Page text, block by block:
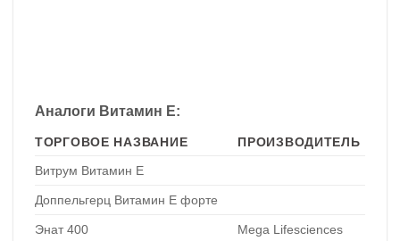
Аналоги Витамин E:
ТОРГОВОЕ НАЗВАНИЕ
ПРОИЗВОДИТЕЛЬ
Витрум Витамин Е
Доппельгерц Витамин Е форте
Энат 400 Mega Lifesciences